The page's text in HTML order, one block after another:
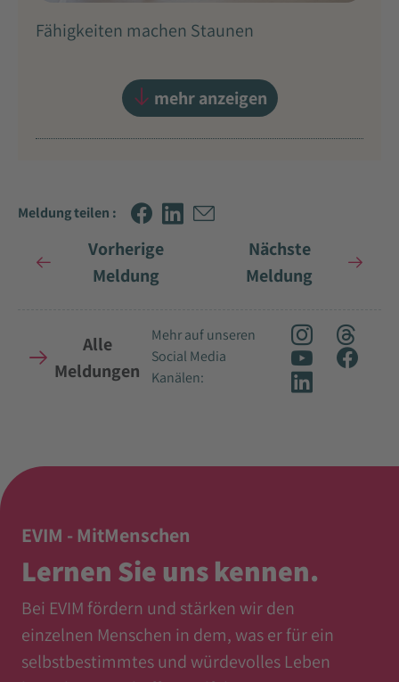
Fähigkeiten machen Staunen
mehr anzeigen
Meldung teilen :
Vorherige
Meldung
Nächste
Meldung
Alle
Meldungen
Mehr auf unseren
Social Media
Kanälen:
EVIM - MitMenschen
Lernen Sie uns kennen.
Bei EVIM fördern und stärken wir den
einzelnen Menschen in dem, was er für ein
selbstbestimmtes und würdevolles Leben